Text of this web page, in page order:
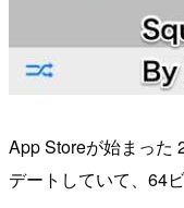
App Storeが始まった
デートしていて、64